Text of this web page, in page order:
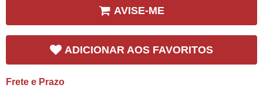
AVISE-ME
ADICIONAR AOS FAVORITOS
Frete e Prazo